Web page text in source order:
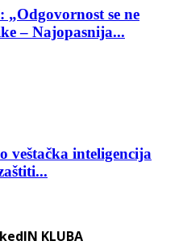
se ne
– Najopasnija...
inteligencija
KLUBA